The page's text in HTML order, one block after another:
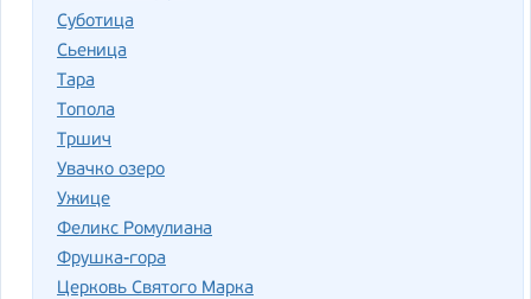
Суботица
Сьеница
Тара
Топола
Тршич
Увачко озеро
Ужице
Феликс Ромулиана
Фрушка-гора
Церковь Святого Марка